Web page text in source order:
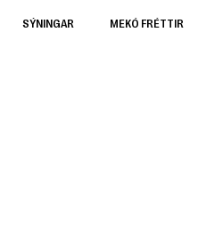
SÝNINGAR MEKÓ FRÉTTIR